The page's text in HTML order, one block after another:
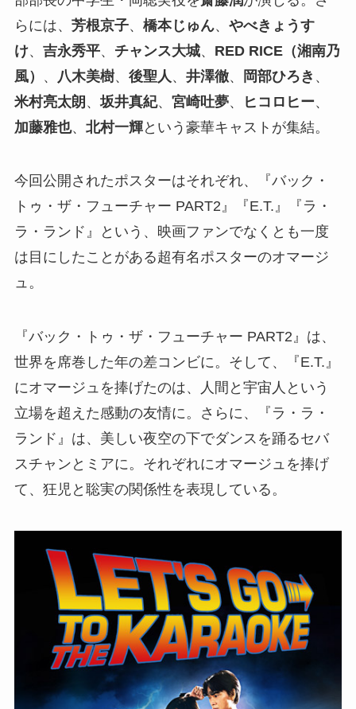
らには、 芳根京子、 橋本じゅん、 やべきょうす
け、 吉永秀平、 チャンス大城、 RED RICE（湘南乃
風）
、 八木美樹、 後聖人 、 井澤徹、 岡部ひろき 、
米村亮太朗 、坂井真紀、 宮崎吐夢、 ヒコロヒー、
加藤雅也、 北村一輝という豪華キャストが集結。
今回公開されたポスターはそれぞれ、『バック・
トゥ・ザ・フューチャー PART2』『E.T.』『ラ・
ラ・ランド』という、映画ファンでなくとも一度
は目にしたことがある超有名ポスターのオマージ
ュ。
『バック・トゥ・ザ・フューチャー PART2』は、
世界を席巻した年の差コンビに。そして、『E.T.』
にオマージュを捧げたのは、人間と宇宙人という
立場を超えた感動の友情に。さらに、『ラ・ラ・
ランド』は、美しい夜空の下でダンスを踊るセバ
スチャンとミアに。それぞれにオマージュを捧げ
て、狂児と聡実の関係性を表現している。